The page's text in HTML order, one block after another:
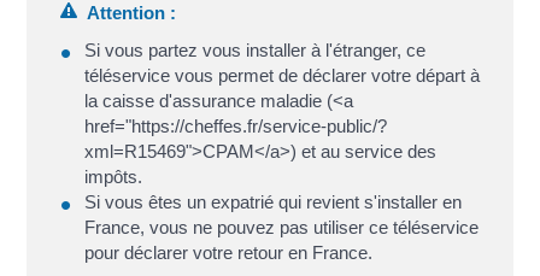
Attention :
Si vous partez vous installer à l'étranger, ce
téléservice vous permet de déclarer votre départ à
la caisse d'assurance maladie (<a
href="https://cheffes.fr/service-public/?
xml=R15469">CPAM</a>) et au service des
impôts.
Si vous êtes un expatrié qui revient s'installer en
France, vous ne pouvez pas utiliser ce téléservice
pour déclarer votre retour en France.